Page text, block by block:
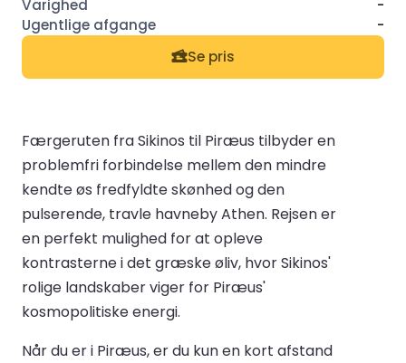
-
-
Se pris
Færgeruten fra Sikinos til Piræus tilbyder en
problemfri forbindelse mellem den mindre
kendte øs fredfyldte skønhed og den
pulserende, travle havneby Athen. Rejsen er
en perfekt mulighed for at opleve
kontrasterne i det græske øliv, hvor Sikinos'
rolige landskaber viger for Piræus'
kosmopolitiske energi.
Når du er i Piræus, er du kun en kort afstand